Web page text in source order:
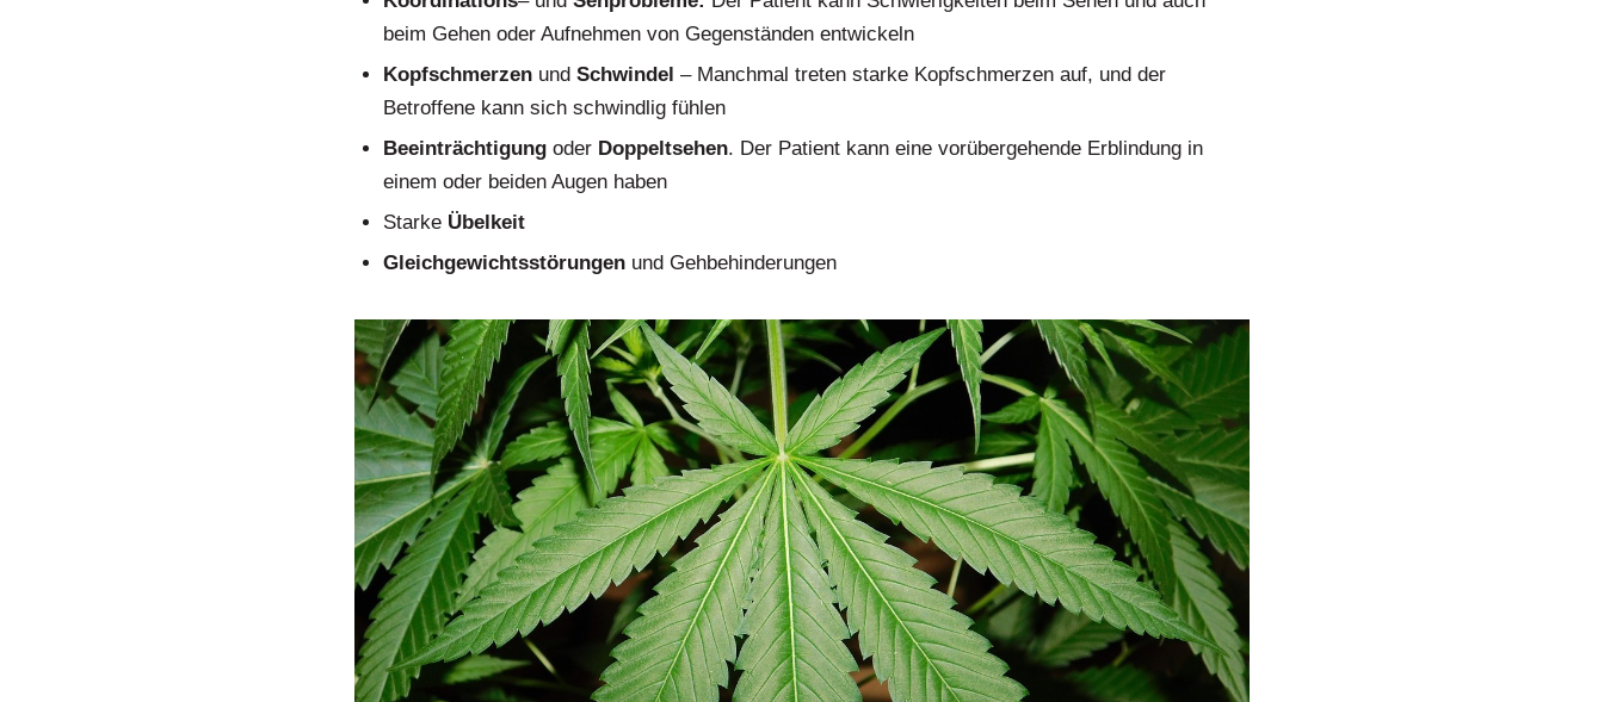
beim Gehen oder Aufnehmen von Gegenständen entwickeln
Kopfschmerzen und Schwindel – Manchmal treten starke Kopfschmerzen auf, und der
Betroffene kann sich schwindlig fühlen
Beeinträchtigung oder Doppeltsehen. Der Patient kann eine vorübergehende Erblindung in
einem oder beiden Augen haben
Starke Übelkeit
Gleichgewichtsstörungen und Gehbehinderungen